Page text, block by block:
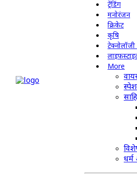
ट्रेंडिंग
मनोरंजन
क्रिकेट
कृषि
More